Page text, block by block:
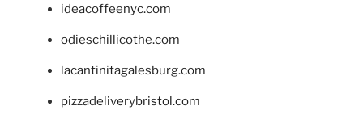
ideacoffeenyc.com
odieschillicothe.com
lacantinitagalesburg.com
pizzadeliverybristol.com